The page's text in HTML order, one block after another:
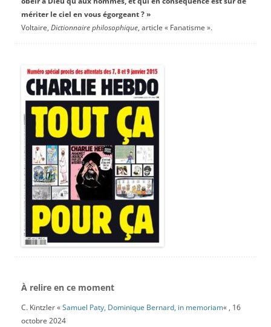
mériter le ciel en vous égorgeant ? »
Voltaire, Dictionnaire philosophique, article « Fanatisme ».
À relire en ce moment
C. Kintzler «Samuel Paty, Dominique Bernard, in memoriam« , 16
octobre 2024